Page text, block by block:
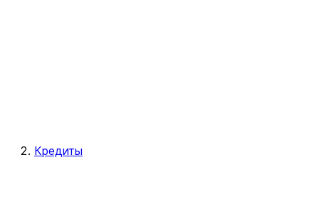
Кредиты